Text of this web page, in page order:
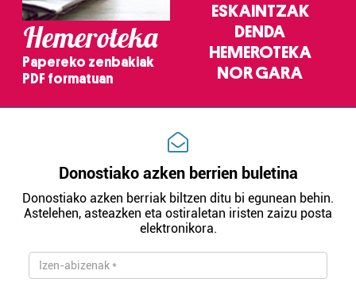
Hemeroteka
Papereko zenbakiak
PDF formatuan
ESKAINTZAK
DENDA
HEMEROTEKA
NOR GARA
Donostiako azken berrien buletina
Donostiako azken berriak biltzen ditu bi egunean behin.
Astelehen, asteazken eta ostiraletan iristen zaizu posta
elektronikora.